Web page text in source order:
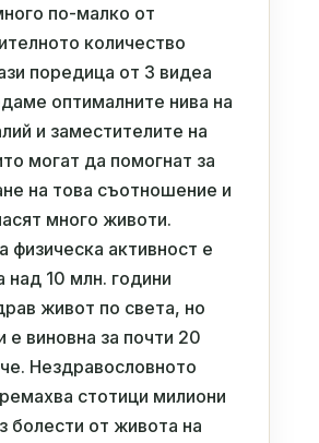
по-малко от
количество
поредица от 3 видеа
оптималните нива на
и заместителите на
могат да помогнат за
на това съотношение и
много животи.
физическа активност е
над 10 млн. години
живот по света, но
е виновна за почти 20
Нездравословното
стотици милиони
болести от живота на